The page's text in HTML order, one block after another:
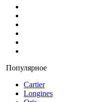
Популярное
Cartier
Longines